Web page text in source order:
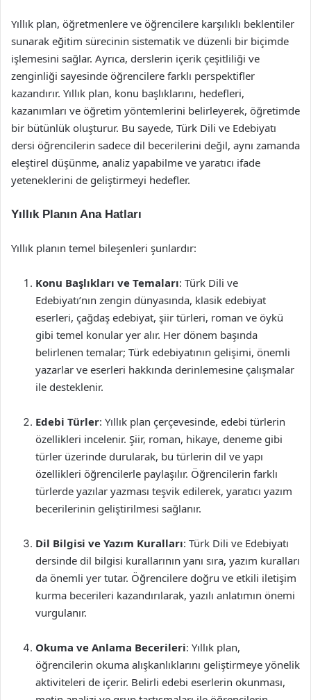
Yıllık plan, öğretmenlere ve öğrencilere karşılıklı beklentiler
sunarak eğitim sürecinin sistematik ve düzenli bir biçimde
işlemesini sağlar. Ayrıca, derslerin içerik çeşitliliği ve
zenginliği sayesinde öğrencilere farklı perspektifler
kazandırır. Yıllık plan, konu başlıklarını, hedefleri,
kazanımları ve öğretim yöntemlerini belirleyerek, öğretimde
bir bütünlük oluşturur. Bu sayede, Türk Dili ve Edebiyatı
dersi öğrencilerin sadece dil becerilerini değil, aynı zamanda
eleştirel düşünme, analiz yapabilme ve yaratıcı ifade
yeteneklerini de geliştirmeyi hedefler.
Yıllık Planın Ana Hatları
Yıllık planın temel bileşenleri şunlardır:
Konu Başlıkları ve Temaları: Türk Dili ve
Edebiyatı’nın zengin dünyasında, klasik edebiyat
eserleri, çağdaş edebiyat, şiir türleri, roman ve öykü
gibi temel konular yer alır. Her dönem başında
belirlenen temalar; Türk edebiyatının gelişimi, önemli
yazarlar ve eserleri hakkında derinlemesine çalışmalar
ile desteklenir.
Edebi Türler: Yıllık plan çerçevesinde, edebi türlerin
özellikleri incelenir. Şiir, roman, hikaye, deneme gibi
türler üzerinde durularak, bu türlerin dil ve yapı
özellikleri öğrencilerle paylaşılır. Öğrencilerin farklı
türlerde yazılar yazması teşvik edilerek, yaratıcı yazım
becerilerinin geliştirilmesi sağlanır.
Dil Bilgisi ve Yazım Kuralları: Türk Dili ve Edebiyatı
dersinde dil bilgisi kurallarının yanı sıra, yazım kuralları
da önemli yer tutar. Öğrencilere doğru ve etkili iletişim
kurma becerileri kazandırılarak, yazılı anlatımın önemi
vurgulanır.
Okuma ve Anlama Becerileri: Yıllık plan,
öğrencilerin okuma alışkanlıklarını geliştirmeye yönelik
aktiviteleri de içerir. Belirli edebi eserlerin okunması,